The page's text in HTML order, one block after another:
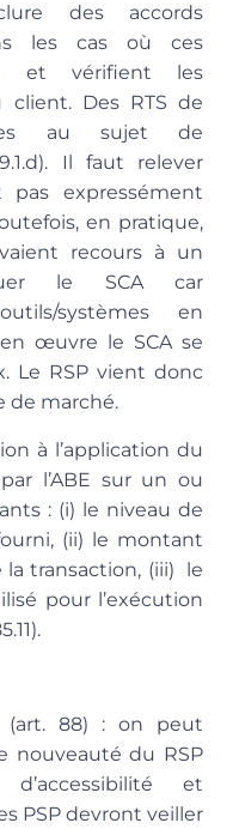
des accords
les cas où ces
et vérifient les
Des RTS de
au sujet de
Il faut relever
expressément
en pratique,
recours à un
le SCA car
systèmes en
œuvre le SCA se
Le RSP vient donc
de marché.
à l’application du
l’ABE sur un ou
: (i) le niveau de
(ii) le montant
transaction, (iii) le
pour l’exécution
(art. 88) : on peut
nouveauté du RSP
et
PSP devront veiller